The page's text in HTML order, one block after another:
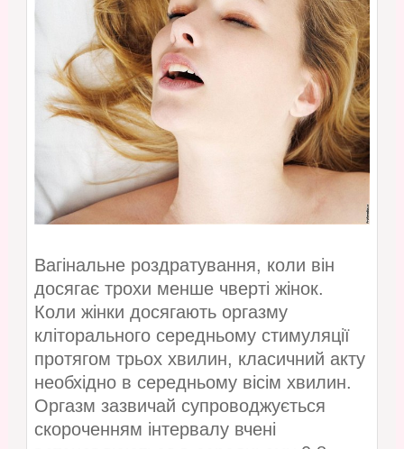
Вагінальне роздратування, коли він
досягає трохи менше чверті жінок.
Коли жінки досягають оргазму
кліторального середньому стимуляції
протягом трьох хвилин, класичний акту
необхідно в середньому вісім хвилин.
Оргазм зазвичай супроводжується
скороченням інтервалу вчені